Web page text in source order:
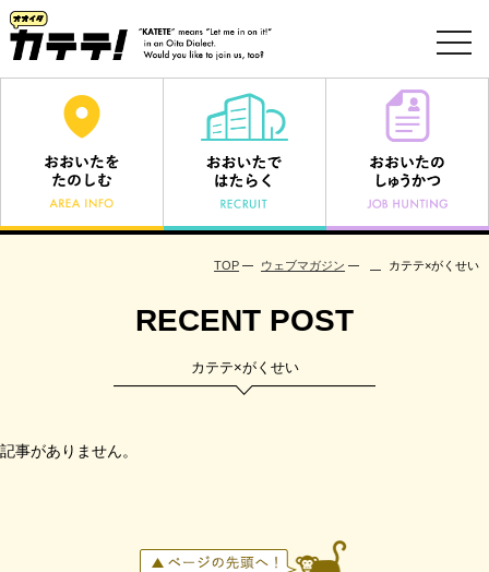
TOP ウェブマガジン カテテ×がくせい
RECENT POST
カテテ×がくせい
記事がありません。